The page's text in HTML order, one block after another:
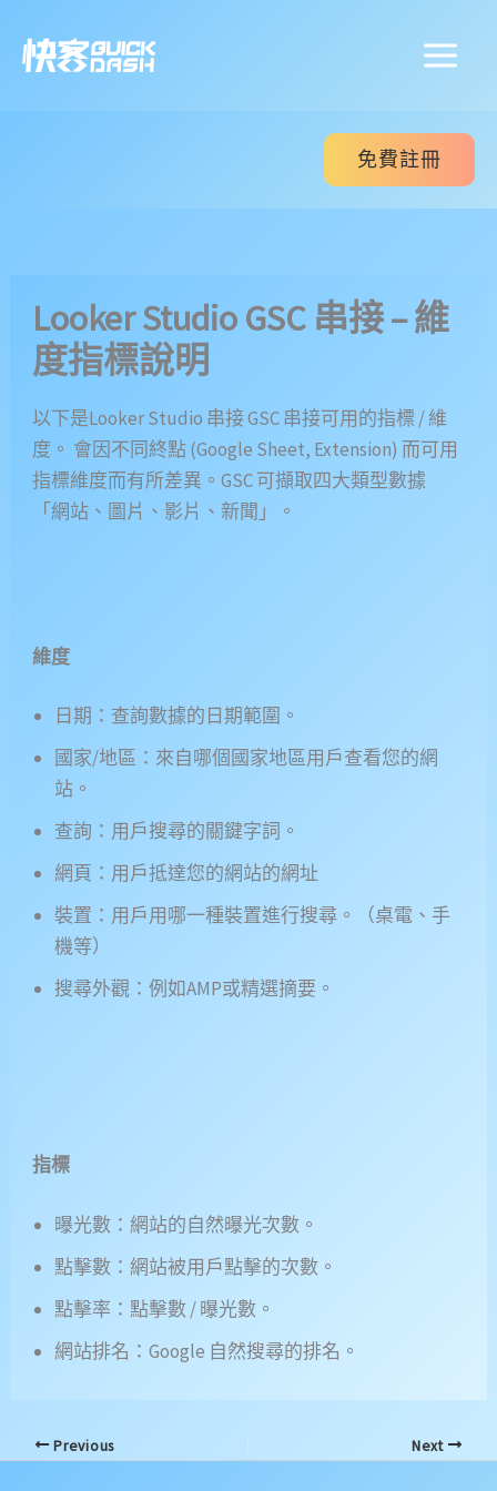
免費註冊
Looker Studio GSC 串接 – 維
度指標說明
以下是Looker Studio 串接 GSC 串接可用的指標 / 維
度。 會因不同終點 (Google Sheet, Extension) 而可用
指標維度而有所差異。GSC 可擷取四大類型數據
「網站、圖片、影片、新聞」。
維度
日期：查詢數據的日期範圍。
國家/地區：來自哪個國家地區用戶查看您的網
站。
查詢：用戶搜尋的關鍵字詞。
網頁：用戶抵達您的網站的網址
裝置：用戶用哪一種裝置進行搜尋。（桌電、手
機等）
搜尋外觀：例如AMP或精選摘要。
指標
曝光數：網站的自然曝光次數。
點擊數：網站被用戶點擊的次數。
點擊率：點擊數 / 曝光數。
網站排名：Google 自然搜尋的排名。
Previous Next